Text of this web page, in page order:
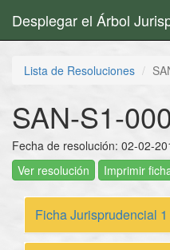
Desplegar el Árbol
Lista de Resoluciones
SAN-S1-
Fecha de resolución: 02-02-
Ver resolución
Imprimir
Ficha Jurisprudencial 1